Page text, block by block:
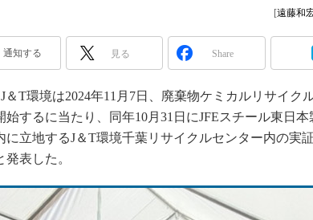
AUTOMOTIVE WORLD
産業オープンネット展
3Dプリンタ
S＆OP
メイドインジャパン
[遠藤和
通知する 見る Share
T環境は2024年11月7日、廃棄物ケミカルリサイク
するに当たり、同年10月31日にJFEスチール東日本
に立地するJ＆T環境千葉リサイクルセンター内の実
表した。